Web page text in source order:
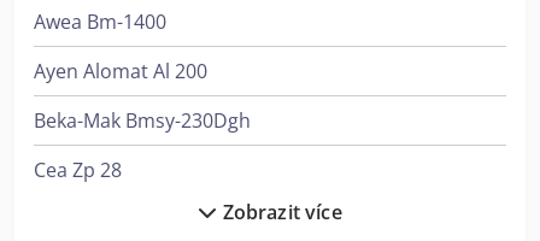
Awea Bm-1400
Ayen Alomat Al 200
Beka-Mak Bmsy-230Dgh
Cea Zp 28
Zobrazit více